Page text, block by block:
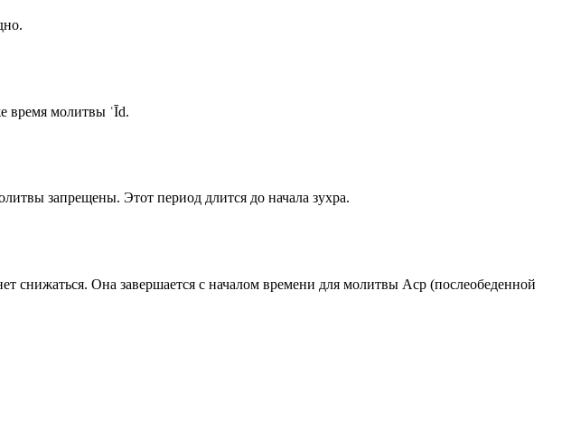
время молитвы ʿĪd.
запрещены. Этот период длится до начала зухра.
снижаться. Она завершается с началом времени для молитвы Аср (послеобеденной